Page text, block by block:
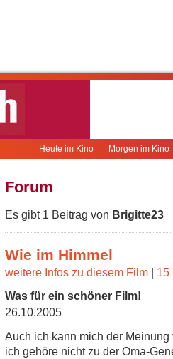
Morgen im Kino
Heute im Kino
Forum
Es gibt 1 Beitrag von Brigitte23
Wie im Himmel
weitere Infos zu diesem Film | 15
Was für ein schöner Film!
26.10.2005
Auch ich kann mich der
ich gehöre nicht zu der Oma-